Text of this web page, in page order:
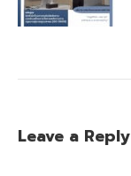
Leave a Reply